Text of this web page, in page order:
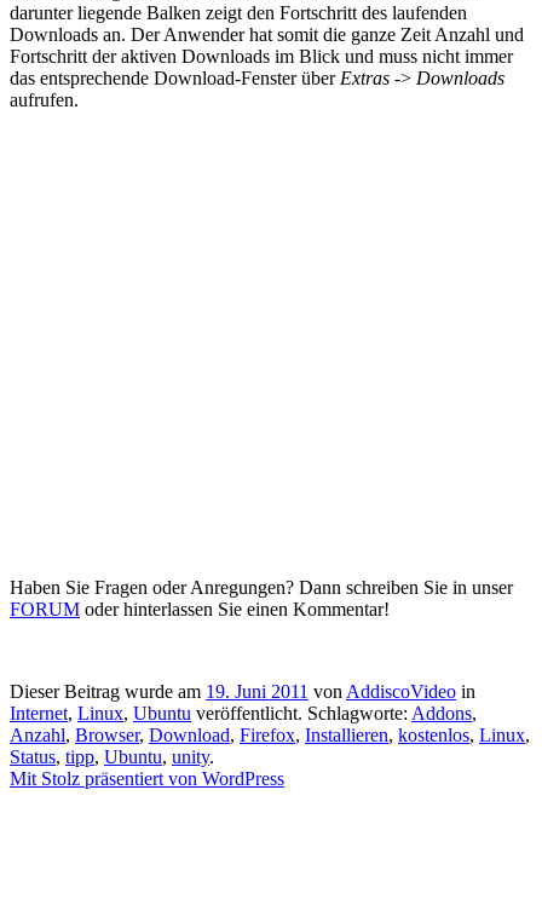
darunter liegende Balken zeigt den Fortschritt des laufenden
Downloads an. Der Anwender hat somit die ganze Zeit Anzahl und
Fortschritt der aktiven Downloads im Blick und muss nicht immer
das entsprechende Download-Fenster über Extras -> Downloads
aufrufen.
Haben Sie Fragen oder Anregungen? Dann schreiben Sie in unser
FORUM oder hinterlassen Sie einen Kommentar!
Dieser Beitrag wurde am 19. Juni 2011 von AddiscoVideo in
Internet, Linux, Ubuntu veröffentlicht. Schlagworte: Addons,
Anzahl, Browser, Download, Firefox, Installieren, kostenlos, Linux,
Status, tipp, Ubuntu, unity.
Mit Stolz präsentiert von WordPress